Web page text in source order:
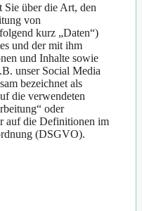
Sie über die Art, den
von
kurz „Daten“)
und der mit ihm
und Inhalte sowie
unser Social Media
bezeichnet als
die verwendeten
oder
auf die Definitionen im
(DSGVO).